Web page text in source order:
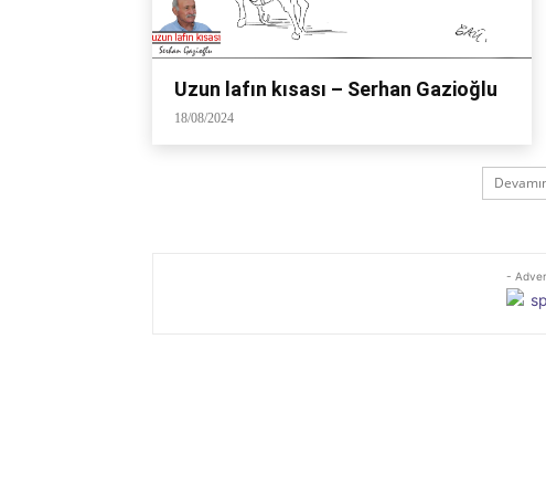
Uzun lafın kısası – Serhan Gazioğlu
18/08/2024
-